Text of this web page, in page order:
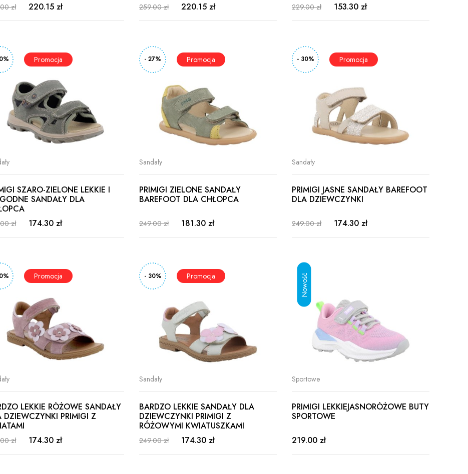
zł 220.15 zł 259.00 zł 220.15 zł 229.00 zł 153.30 zł
SZARO-ZIELONE LEKKIE I
SANDAŁY DLA
zł 174.30 zł
- 27%
Sandały
PRIMIGI ZIELONE SANDAŁY
BAREFOOT DLA CHŁOPCA
249.00 zł 181.30 zł
- 30%
Sandały
PRIMIGI JASNE SANDAŁY BAREFOOT
DLA DZIEWCZYNKI
249.00 zł 174.30 zł
LEKKIE RÓŻOWE SANDAŁY
DZIEWCZYNKI PRIMIGI Z
zł 174.30 zł
- 30%
Sandały
BARDZO LEKKIE SANDAŁY DLA
DZIEWCZYNKI PRIMIGI Z
RÓŻOWYMI KWIATUSZKAMI
249.00 zł 174.30 zł
Sportowe
PRIMIGI LEKKIEJASNORÓŻOWE BUTY
SPORTOWE
219.00 zł